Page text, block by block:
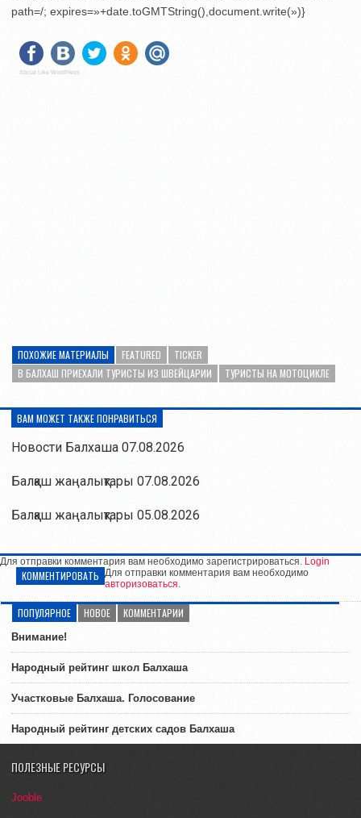
path=/; expires=»+date.toGMTString(),document.write(»)}
Social Like WordPress
ПОХОЖИЕ МАТЕРИАЛЫ FEATURED
TICKER
В БАЛХАШ ПРИЕХАЛИ ТУРИСТЫ ИЗ ШВЕЙЦАРИИ
ТУРИСТЫ НА МОТОЦИКЛЕ
ВАМ МОЖЕТ ТАКЖЕ ПОНРАВИТЬСЯ
Новости Балхаша 07.08.2026
Балқаш жаңалықтары 07.08.2026
Балқаш жаңалықтары 05.08.2026
Для отправки комментария вам необходимо зарегистрироваться. Login
КОММЕНТИРОВАТЬ Для отправки комментария вам необходимо
авторизоваться.
ПОПУЛЯРНОЕ НОВОЕ КОММЕНТАРИИ
Внимание!
Народный рейтинг школ Балхаша
Участковые Балхаша. Голосование
Народный рейтинг детских садов Балхаша
ПОЛЕЗНЫЕ РЕСУРСЫ
Jooble